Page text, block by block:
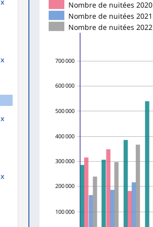
100 000
200 000
300 000
400 000
500 000
600 000
700 000
Nombre de nuitées 2020
Nombre de nuitées 2021
Nombre de nuitées 2022